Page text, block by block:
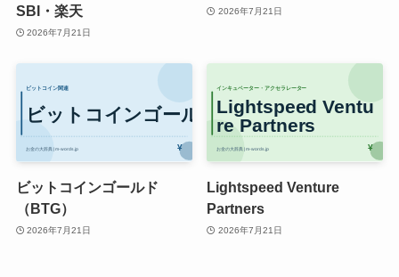
SBI・楽天
2026年7月21日
2026年7月21日
ビットコインゴールド
（BTG）
2026年7月21日
Lightspeed Venture
Partners
2026年7月21日